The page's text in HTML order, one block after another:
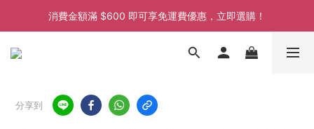
消費金額滿 $600 即可享免運費優惠，立即選購！
消費金額滿 $600 即可享免運費優惠，立即選購！
消費金額滿 $600 即可享免運費優惠，立即選購！
分享到